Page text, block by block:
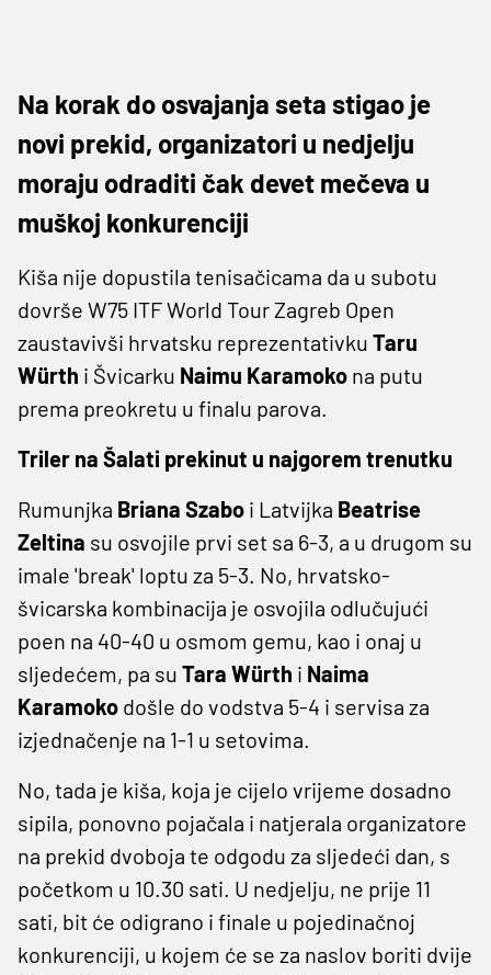
Na korak do osvajanja seta stigao je
novi prekid, organizatori u nedjelju
moraju odraditi čak devet mečeva u
muškoj konkurenciji
Kiša nije dopustila tenisačicama da u subotu
dovrše W75 ITF World Tour Zagreb Open
zaustavivši hrvatsku reprezentativku Taru
Würth i Švicarku Naimu Karamoko na putu
prema preokretu u finalu parova.
Triler na Šalati prekinut u najgorem trenutku
Rumunjka Briana Szabo i Latvijka Beatrise
Zeltina su osvojile prvi set sa 6-3, a u drugom su
imale 'break' loptu za 5-3. No, hrvatsko-
švicarska kombinacija je osvojila odlučujući
poen na 40-40 u osmom gemu, kao i onaj u
sljedećem, pa su Tara Würth i Naima
Karamoko došle do vodstva 5-4 i servisa za
izjednačenje na 1-1 u setovima.
No, tada je kiša, koja je cijelo vrijeme dosadno
sipila, ponovno pojačala i natjerala organizatore
na prekid dvoboja te odgodu za sljedeći dan, s
početkom u 10.30 sati. U nedjelju, ne prije 11
sati, bit će odigrano i finale u pojedinačnoj
konkurenciji, u kojem će se za naslov boriti dvije